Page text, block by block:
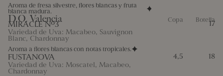
Aroma de fresa silvestre, flores blancas y fruta
blanca madura.
D.O. Valencia Copa Botella
MIRACLE Nº3
Variedad de Uva: Macabeo, Sauvignon
Blanc, Chardonnay
Aroma a flores blancas con notas tropicales.
17
FUSTANOVA
Variedad de Uva: Moscatel, Macabeo,
Chardonnay
4,5 18